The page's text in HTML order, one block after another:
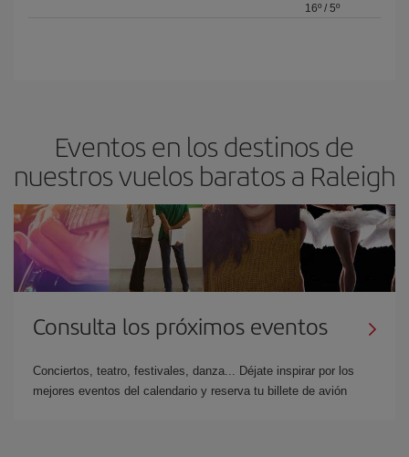
16º/ 5º
Eventos en los destinos de
nuestros vuelos baratos a Raleigh
Consulta los próximos eventos
Conciertos, teatro, festivales, danza... Déjate inspirar por los
mejores eventos del calendario y reserva tu billete de avión